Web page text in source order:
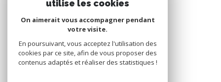
NOUS SUIVRE
utilise les cookies
On aimerait vous accompagner pendant
votre visite.
En poursuivant, vous acceptez l'utilisation des
cookies par ce site, afin de vous proposer des
contenus adaptés et réaliser des statistiques !